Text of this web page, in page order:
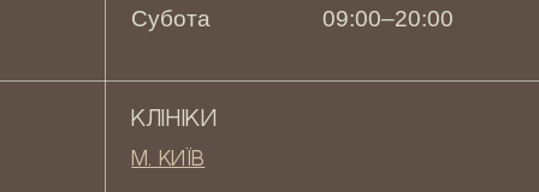
Субота
09:00–20:00
КЛІНІКИ
М. КИЇВ